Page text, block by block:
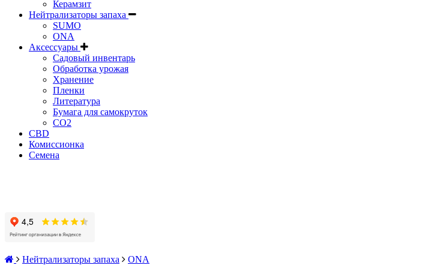
Керамзит
Нейтрализаторы запаха
SUMO
ONA
Аксессуары
Садовый инвентарь
Обработка урожая
Хранение
Пленки
Литература
Бумага для самокруток
CO2
CBD
Комисcионка
Семена
Нейтрализаторы запаха ONA